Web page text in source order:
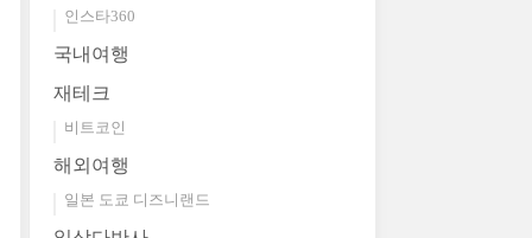
인스타360
국내여행
재테크
비트코인
해외여행
일본 도쿄 디즈니랜드